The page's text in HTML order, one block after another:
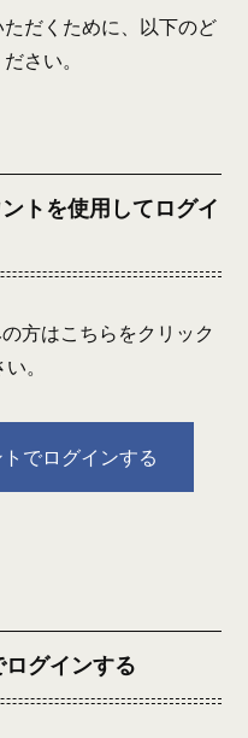
だくために、以下のど
さい。
トを使用してログイ
方はこちらをクリック
。
でログインする
グインする